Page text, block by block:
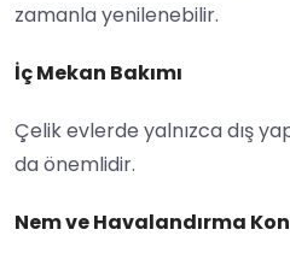
zamanla yenilenebilir.
İç Mekan Bakımı
Çelik evlerde yalnızca dış
da önemlidir.
Nem ve Havalandırma